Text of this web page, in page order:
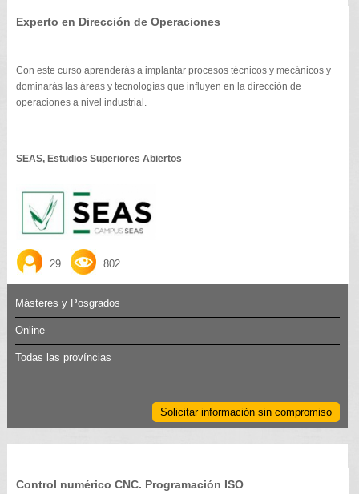
Experto en Dirección de Operaciones
Con este curso aprenderás a implantar procesos técnicos y mecánicos y
dominarás las áreas y tecnologías que influyen en la dirección de
operaciones a nivel industrial.
SEAS, Estudios Superiores Abiertos
29 802
Másteres y Posgrados
Online
Todas las províncias
Solicitar información sin compromiso
Control numérico CNC. Programación ISO